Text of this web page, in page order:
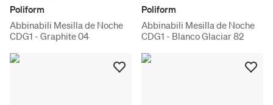
Poliform
Abbinabili Mesilla de Noche
CDG1 - Graphite 04
Poliform
Abbinabili Mesilla de Noche
CDG1 - Blanco Glaciar 82